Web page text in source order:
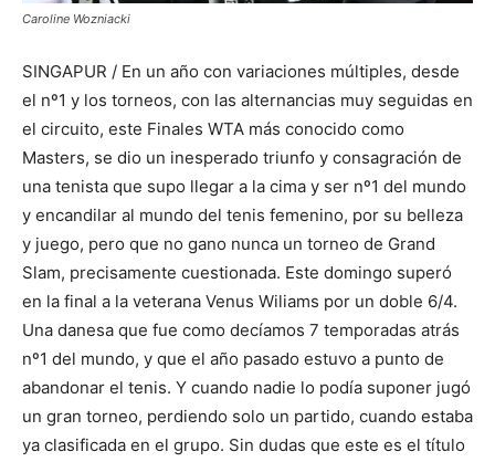
Caroline Wozniacki
SINGAPUR / En un año con variaciones múltiples, desde
el nº1 y los torneos, con las alternancias muy seguidas en
el circuito, este Finales WTA más conocido como
Masters, se dio un inesperado triunfo y consagración de
una tenista que supo llegar a la cima y ser nº1 del mundo
y encandilar al mundo del tenis femenino, por su belleza
y juego, pero que no gano nunca un torneo de Grand
Slam, precisamente cuestionada. Este domingo superó
en la final a la veterana Venus Wiliams por un doble 6/4.
Una danesa que fue como decíamos 7 temporadas atrás
nº1 del mundo, y que el año pasado estuvo a punto de
abandonar el tenis. Y cuando nadie lo podía suponer jugó
un gran torneo, perdiendo solo un partido, cuando estaba
ya clasificada en el grupo. Sin dudas que este es el título